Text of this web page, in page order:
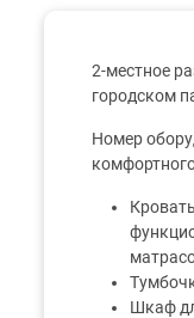
2-местное
городском
Номер
Шкаф